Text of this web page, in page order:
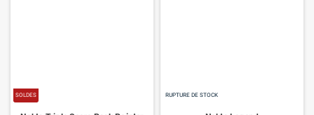
SOLDES RUPTURE DE STOCK